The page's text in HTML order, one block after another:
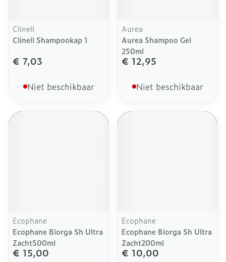
Clinell
Clinell Shampookap 1
€ 7,03
Niet beschikbaar
Aurea
Aurea Shampoo Gel
250ml
€ 12,95
Niet beschikbaar
Ecophane
Ecophane Biorga Sh Ultra
Zacht500ml
€ 15,00
Ecophane
Ecophane Biorga Sh Ultra
Zacht200ml
€ 10,00